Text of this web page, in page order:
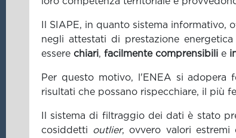
Il SIAPE, in quanto sistema informativo,
negli attestati di prestazione
essere chiari, facilmente comprensibili e
Per questo motivo, l'ENEA si adopera
risultati che possano rispecchiare, il più
Il sistema di filtraggio dei dati è stato
cosiddetti outlier, ovvero valori estremi